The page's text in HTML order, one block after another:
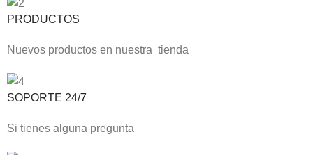
PRODUCTOS
Nuevos productos en nuestra tienda
SOPORTE 24/7
Si tienes alguna pregunta